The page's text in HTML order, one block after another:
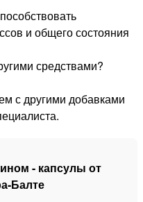
и общего состояния
средствами?
с другими добавками
- капсулы от
Балте